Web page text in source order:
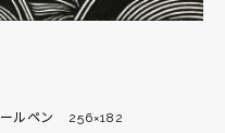
ールペン 256×182